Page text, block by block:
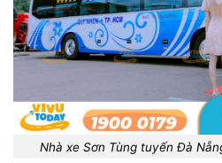
Nhà xe Sơn Tùng tuyến Đà